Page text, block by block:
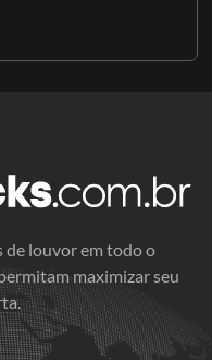
de louvor em todo o
maximizar seu